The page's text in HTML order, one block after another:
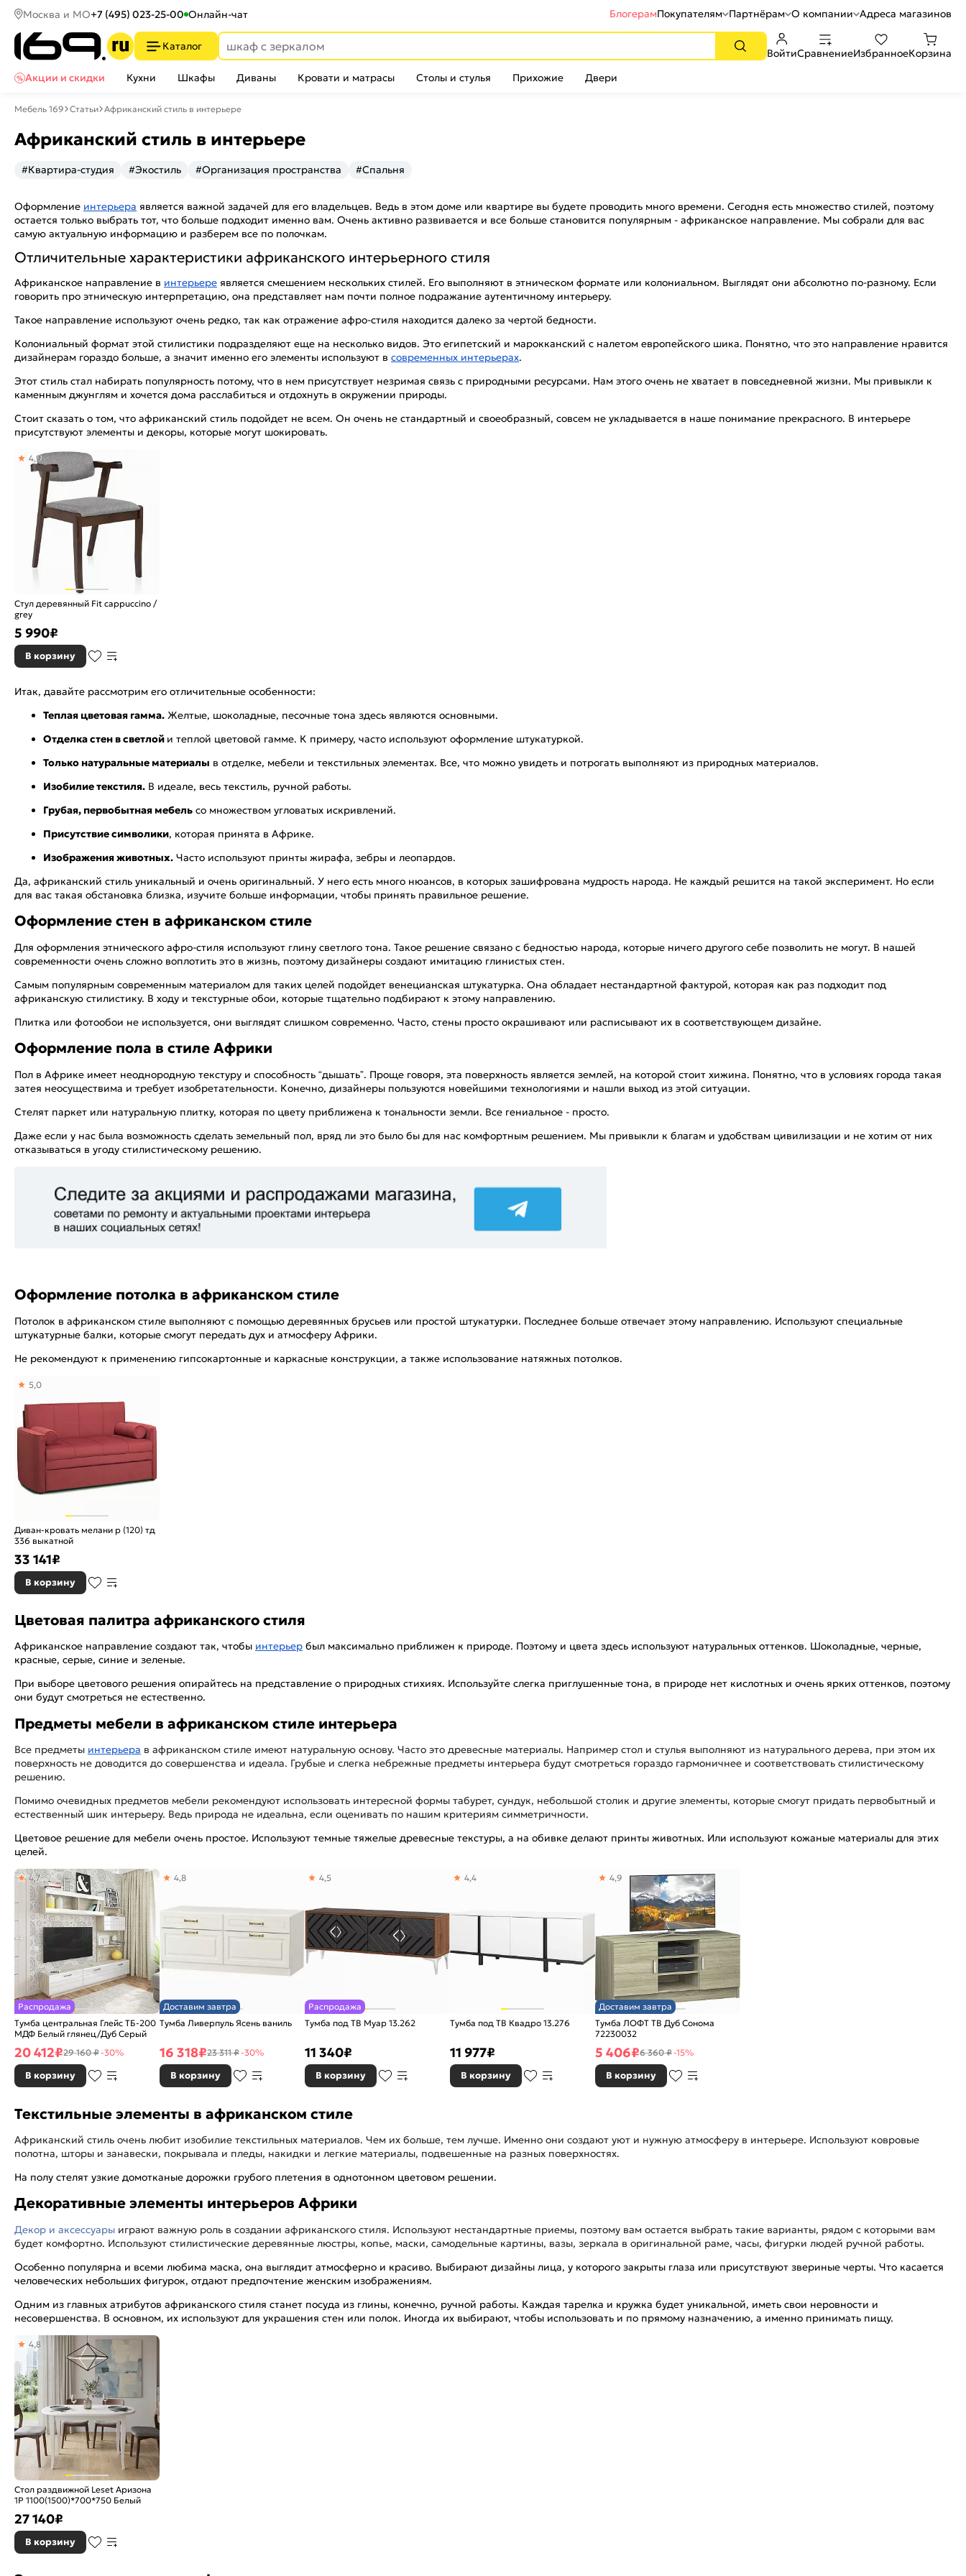
Москва и МО+7 (495) 023-25-00 Онлайн-чат БлогерамПокупателям Партнёрам О компании Адреса магазинов
Каталог
ВойтиСравнениеИзбранноеКорзина
Акции и скидки
Кухни Шкафы Диваны Кровати и матрасы Столы и стулья Прихожие Двери
Мебель 169 Статьи Африканский стиль в интерьере
Африканский стиль в интерьере
#Квартира-студия #Экостиль #Организация пространства #Спальня
Оформление интерьера является важной задачей для его владельцев. Ведь в этом доме или квартире вы будете проводить много времени. Сегодня есть множество стилей, поэтому
остается только выбрать тот, что больше подходит именно вам. Очень активно развивается и все больше становится популярным - африканское направление. Мы собрали для вас
самую актуальную информацию и разберем все по полочкам.
Отличительные характеристики африканского интерьерного стиля
Африканское направление в интерьере является смешением нескольких стилей. Его выполняют в этническом формате или колониальном. Выглядят они абсолютно по-разному. Если
говорить про этническую интерпретацию, она представляет нам почти полное подражание аутентичному интерьеру.
Такое направление используют очень редко, так как отражение афро-стиля находится далеко за чертой бедности.
Колониальный формат этой стилистики подразделяют еще на несколько видов. Это египетский и марокканский с налетом европейского шика. Понятно, что это направление нравится
дизайнерам гораздо больше, а значит именно его элементы используют в современных интерьерах.
Этот стиль стал набирать популярность потому, что в нем присутствует незримая связь с природными ресурсами. Нам этого очень не хватает в повседневной жизни. Мы привыкли к
каменным джунглям и хочется дома расслабиться и отдохнуть в окружении природы.
Стоит сказать о том, что африканский стиль подойдет не всем. Он очень не стандартный и своеобразный, совсем не укладывается в наше понимание прекрасного. В интерьере
присутствуют элементы и декоры, которые могут шокировать.
Стул деревянный Fit cappuccino /
grey
4,9
5 990₽
В корзину
Итак, давайте рассмотрим его отличительные особенности:
Теплая цветовая гамма. Желтые, шоколадные, песочные тона здесь являются основными.
Отделка стен в светлой и теплой цветовой гамме. К примеру, часто используют оформление штукатуркой.
Только натуральные материалы в отделке, мебели и текстильных элементах. Все, что можно увидеть и потрогать выполняют из природных материалов.
Изобилие текстиля. В идеале, весь текстиль, ручной работы.
Грубая, первобытная мебель со множеством угловатых искривлений.
Присутствие символики, которая принята в Африке.
Изображения животных. Часто используют принты жирафа, зебры и леопардов.
Да, африканский стиль уникальный и очень оригинальный. У него есть много нюансов, в которых зашифрована мудрость народа. Не каждый решится на такой эксперимент. Но если
для вас такая обстановка близка, изучите больше информации, чтобы принять правильное решение.
Оформление стен в африканском стиле
Для оформления этнического афро-стиля используют глину светлого тона. Такое решение связано с бедностью народа, которые ничего другого себе позволить не могут. В нашей
современности очень сложно воплотить это в жизнь, поэтому дизайнеры создают имитацию глинистых стен.
Самым популярным современным материалом для таких целей подойдет венецианская штукатурка. Она обладает нестандартной фактурой, которая как раз подходит под
африканскую стилистику. В ходу и текстурные обои, которые тщательно подбирают к этому направлению.
Плитка или фотообои не используется, они выглядят слишком современно. Часто, стены просто окрашивают или расписывают их в соответствующем дизайне.
Оформление пола в стиле Африки
Пол в Африке имеет неоднородную текстуру и способность “дышать”. Проще говоря, эта поверхность является землей, на которой стоит хижина. Понятно, что в условиях города такая
затея неосуществима и требует изобретательности. Конечно, дизайнеры пользуются новейшими технологиями и нашли выход из этой ситуации.
Стелят паркет или натуральную плитку, которая по цвету приближена к тональности земли. Все гениальное - просто.
Даже если у нас была возможность сделать земельный пол, вряд ли это было бы для нас комфортным решением. Мы привыкли к благам и удобствам цивилизации и не хотим от них
отказываться в угоду стилистическому решению.
Оформление потолка в африканском стиле
Потолок в африканском стиле выполняют с помощью деревянных брусьев или простой штукатурки. Последнее больше отвечает этому направлению. Используют специальные
штукатурные балки, которые смогут передать дух и атмосферу Африки.
Не рекомендуют к применению гипсокартонные и каркасные конструкции, а также использование натяжных потолков.
Диван-кровать мелани р (120) тд
336 выкатной
5,0
33 141₽
В корзину
Цветовая палитра африканского стиля
Африканское направление создают так, чтобы интерьер был максимально приближен к природе. Поэтому и цвета здесь используют натуральных оттенков. Шоколадные, черные,
красные, серые, синие и зеленые.
При выборе цветового решения опирайтесь на представление о природных стихиях. Используйте слегка приглушенные тона, в природе нет кислотных и очень ярких оттенков, поэтому
они будут смотреться не естественно.
Предметы мебели в африканском стиле интерьера
Все предметы интерьера в африканском стиле имеют натуральную основу. Часто это древесные материалы. Например стол и стулья выполняют из натурального дерева, при этом их
поверхность не доводится до совершенства и идеала. Грубые и слегка небрежные предметы интерьера будут смотреться гораздо гармоничнее и соответствовать стилистическому
решению.
Помимо очевидных предметов мебели рекомендуют использовать интересной формы табурет, сундук, небольшой столик и другие элементы, которые смогут придать первобытный и
естественный шик интерьеру. Ведь природа не идеальна, если оценивать по нашим критериям симметричности.
Цветовое решение для мебели очень простое. Используют темные тяжелые древесные текстуры, а на обивке делают принты животных. Или используют кожаные материалы для этих
целей.
Распродажа
Тумба центральная Глейс ТБ-200
МДФ Белый глянец/Дуб Серый
4,7
20 412₽29 160 ₽-30%
В корзину
Доставим завтра
Тумба Ливерпуль Ясень ваниль
4,8
16 318₽23 311 ₽-30%
В корзину
Распродажа
Тумба под ТВ Муар 13.262
4,5
11 340₽
В корзину
Тумба под ТВ Квадро 13.276
4,4
11 977₽
В корзину
Доставим завтра
Тумба ЛОФТ ТВ Дуб Сонома
72230032
4,9
5 406₽6 360 ₽-15%
В корзину
Текстильные элементы в африканском стиле
Африканский стиль очень любит изобилие текстильных материалов. Чем их больше, тем лучше. Именно они создают уют и нужную атмосферу в интерьере. Используют ковровые
полотна, шторы и занавески, покрывала и пледы, накидки и легкие материалы, подвешенные на разных поверхностях.
На полу стелят узкие домотканые дорожки грубого плетения в однотонном цветовом решении.
Декоративные элементы интерьеров Африки
Декор и аксессуары играют важную роль в создании африканского стиля. Используют нестандартные приемы, поэтому вам остается выбрать такие варианты, рядом с которыми вам
будет комфортно. Используют стилистические деревянные люстры, копье, маски, самодельные картины, вазы, зеркала в оригинальной раме, часы, фигурки людей ручной работы.
Особенно популярна и всеми любима маска, она выглядит атмосферно и красиво. Выбирают дизайны лица, у которого закрыты глаза или присутствуют звериные черты. Что касается
человеческих небольших фигурок, отдают предпочтение женским изображениям.
Одним из главных атрибутов африканского стиля станет посуда из глины, конечно, ручной работы. Каждая тарелка и кружка будет уникальной, иметь свои неровности и
несовершенства. В основном, их используют для украшения стен или полок. Иногда их выбирают, чтобы использовать и по прямому назначению, а именно принимать пищу.
Стол раздвижной Leset Аризона
1Р 1100(1500)*700*750 Белый
4,8
27 140₽
В корзину